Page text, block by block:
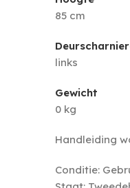
85 cm
links
Gewicht
0 kg
Handleiding
Conditie: